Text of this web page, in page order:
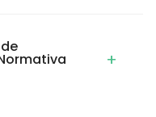
+